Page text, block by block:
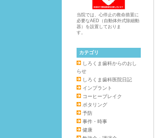
当院では、心停止の救命措置に
必要なAED（自動体外式除細動
器）を設置しておりま
す。
カテゴリ
しろくま歯科からのおし
らせ
しろくま歯科医院日記
インプラント
コーヒーブレイク
ポタリング
予防
事件・時事
健康